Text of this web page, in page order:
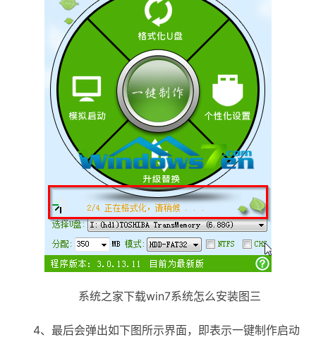
系统之家下载win7系统怎么安装图三
4、最后会弹出如下图所示界面，即表示一键制作启动